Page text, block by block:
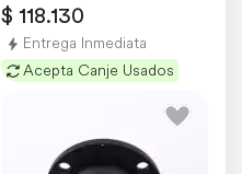
$ 118.130
Entrega Inmediata
Acepta Canje Usados